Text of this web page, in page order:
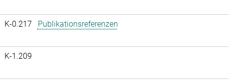
K-0.217 Publikationsreferenzen
K-1.209